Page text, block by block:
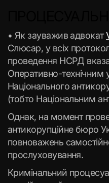
• Як зауважив адвокат
Слюсар, у всіх
проведення НСРД
Оперативно-технічним
Національного
(тобто Національним
Однак, на момент
антикорупційне бюро
повноважень
прослуховування.
Кримінальний